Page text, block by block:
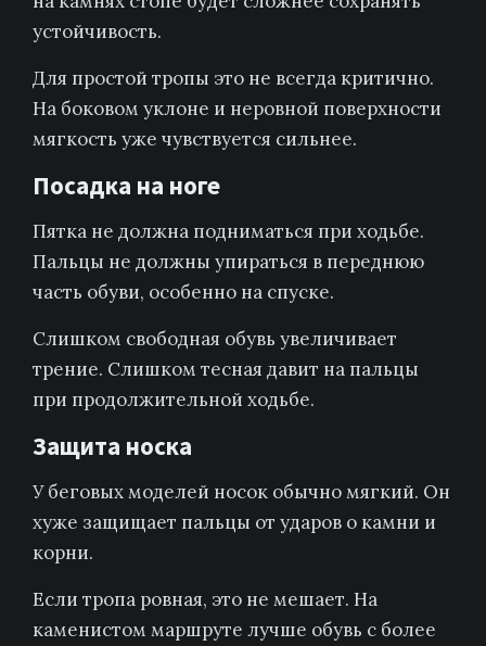
устойчивость.
Для простой тропы это не всегда критично.
На боковом уклоне и неровной поверхности
мягкость уже чувствуется сильнее.
Посадка на ноге
Пятка не должна подниматься при ходьбе.
Пальцы не должны упираться в переднюю
часть обуви, особенно на спуске.
Слишком свободная обувь увеличивает
трение. Слишком тесная давит на пальцы
при продолжительной ходьбе.
Защита носка
У беговых моделей носок обычно мягкий. Он
хуже защищает пальцы от ударов о камни и
корни.
Если тропа ровная, это не мешает. На
каменистом маршруте лучше обувь с более